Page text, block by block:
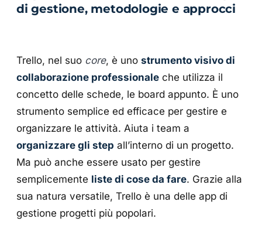
di gestione, metodologie e approcci
Trello, nel suo core, è uno strumento visivo di
collaborazione professionale che utilizza il
concetto delle schede, le board appunto. È uno
strumento semplice ed efficace per gestire e
organizzare le attività. Aiuta i team a
organizzare gli step all’interno di un progetto.
Ma può anche essere usato per gestire
semplicemente liste di cose da fare. Grazie alla
sua natura versatile, Trello è una delle app di
gestione progetti più popolari.